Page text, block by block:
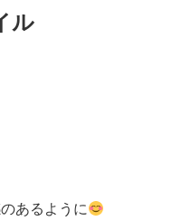
ル
あるように